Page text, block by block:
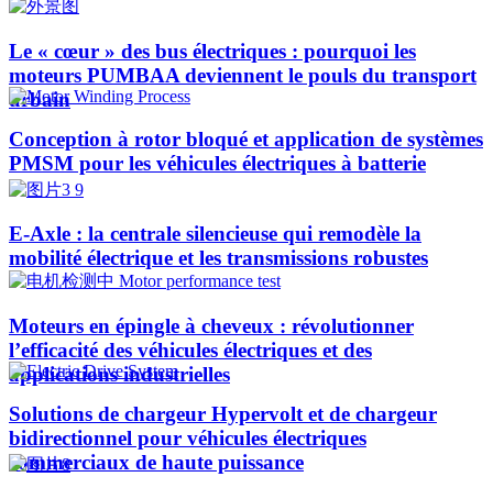
Le « cœur » des bus électriques : pourquoi les
moteurs PUMBAA deviennent le pouls du transport
urbain
Conception à rotor bloqué et application de systèmes
PMSM pour les véhicules électriques à batterie
E-Axle : la centrale silencieuse qui remodèle la
mobilité électrique et les transmissions robustes
Moteurs en épingle à cheveux : révolutionner
l’efficacité des véhicules électriques et des
applications industrielles
Solutions de chargeur Hypervolt et de chargeur
bidirectionnel pour véhicules électriques
commerciaux de haute puissance